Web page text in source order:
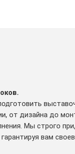
от дизайна до
Мы строго
вам